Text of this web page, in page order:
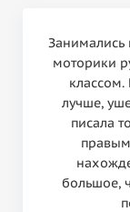
Занимались
моторики
классом.
лучше,
писала
большое,